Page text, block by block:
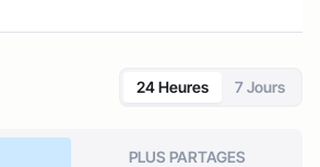
24 Heures 7 Jours
PLUS PARTAGES